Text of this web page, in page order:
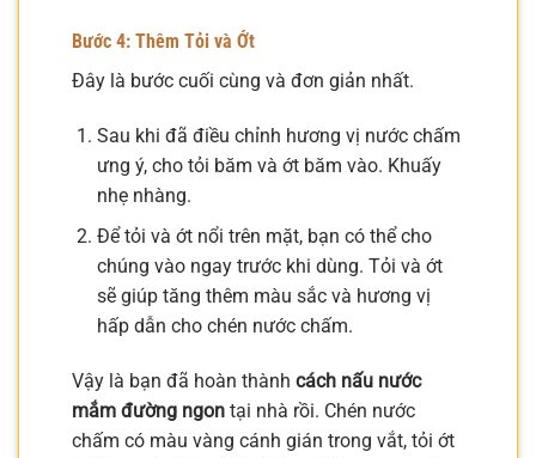
Bước 4: Thêm Tỏi và Ớt
Đây là bước cuối cùng và đơn giản nhất.
Sau khi đã điều chỉnh hương vị nước chấm
ưng ý, cho tỏi băm và ớt băm vào. Khuấy
nhẹ nhàng.
Để tỏi và ớt nổi trên mặt, bạn có thể cho
chúng vào ngay trước khi dùng. Tỏi và ớt
sẽ giúp tăng thêm màu sắc và hương vị
hấp dẫn cho chén nước chấm.
Vậy là bạn đã hoàn thành cách nấu nước
mắm đường ngon tại nhà rồi. Chén nước
chấm có màu vàng cánh gián trong vắt, tỏi ớt